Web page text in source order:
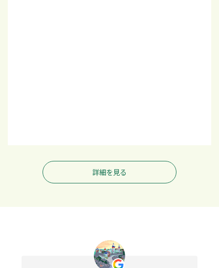
詳細を見る